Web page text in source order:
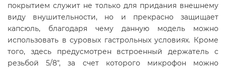
покрытием служит не только для придания внешнему
виду внушительности, но и прекрасно защищает
капсюль, благодаря чему данную модель можно
использовать в суровых гастрольных условиях. Кроме
того, здесь предусмотрен встроенный держатель с
резьбой 5/8", за счет которого микрофон можно